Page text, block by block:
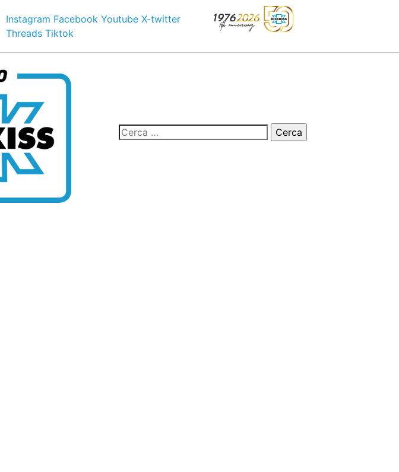
Instagram Facebook Youtube X-twitter
Threads Tiktok